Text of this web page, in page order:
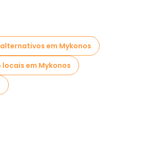
em Mykonos
em Mykonos